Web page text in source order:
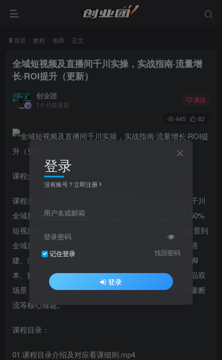
首页 教程 电商 正文
全域短视频及直播间千川实操，实战指南·流量增
长·ROI提升（更新）
创业团
1个月前更新
关注
445 82
课程介绍：
课程来自赵老师的全域短视频及直播间千川实操。聚焦千川
全域投放实战，课程按“5%素材复盘+45%直播间投放+50%
短视频商品投放”科学配比，覆盖从千川工具、防搬运设置到
全域放量、一键起量、追投控本的全流程玩法。从计划搭
建、出价测试到破冷启动、控流速、挽衰退，拆解素材脚
本、数据复盘与人群定向技巧，兼顾直播间与短视频推品双
场景，帮你解决素材同质化、投放跑不动、成本高、掉量断
流等核心难题。
课程目录：
01.课程目录介绍及对应看课细则.mp4
登录
没有账号？立即注册
用户名或邮箱
登录密码
记住登录 找回密码
登录